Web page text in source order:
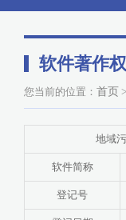
软件著作权
您当前的位置： 首页 >
地域
软件简称
登记号